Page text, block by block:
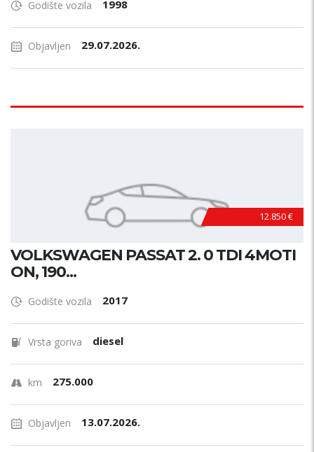
Godište vozila 1998
Objavljen 29.07.2026.
12.850 €
VOLKSWAGEN PASSAT 2. 0 TDI 4MOTI
ON, 190...
Godište vozila 2017
Vrsta goriva diesel
km 275.000
Objavljen 13.07.2026.